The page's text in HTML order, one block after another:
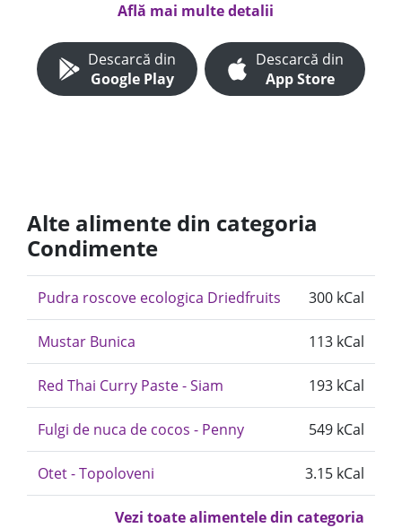
Află mai multe detalii
Descarcă din
Google Play
Descarcă din
App Store
Alte alimente din categoria
Condimente
Pudra roscove ecologica Driedfruits 300 kCal
Mustar Bunica 113 kCal
Red Thai Curry Paste - Siam 193 kCal
Fulgi de nuca de cocos - Penny 549 kCal
Otet - Topoloveni 3.15 kCal
Vezi toate alimentele din categoria